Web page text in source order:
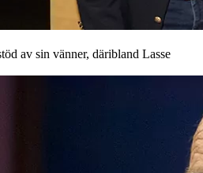
av sin vänner, däribland Lasse